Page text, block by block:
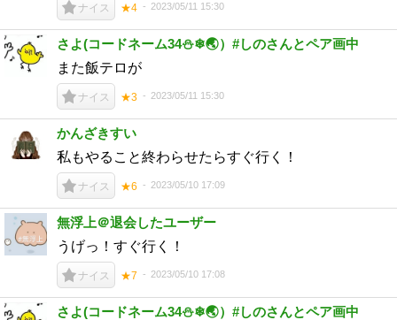
ナイス ★4 2023/05/11 15:30
さよ(コードネーム34⛄❄🌏）#しのさんとペア画中
また飯テロが
ナイス ★3 2023/05/11 15:30
かんざきすい
私もやること終わらせたらすぐ行く！
ナイス ★6 2023/05/10 17:09
無浮上＠退会したユーザー
うげっ！すぐ行く！
ナイス ★7 2023/05/10 17:08
さよ(コードネーム34⛄❄🌏）#しのさんとペア画中